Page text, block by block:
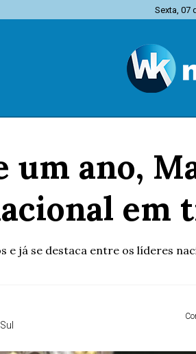
Sexta, 07
um ano,
em
e já se destaca entre os líderes